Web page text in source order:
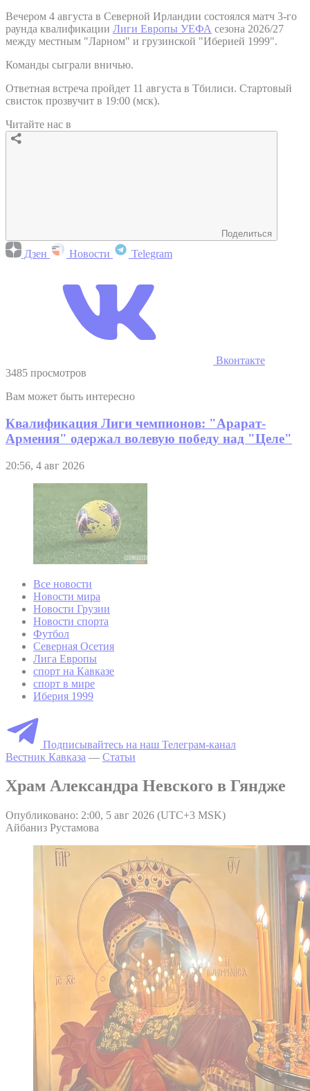
Вечером 4 августа в Северной Ирландии состоялся матч 3-го
раунда квалификации Лиги Европы УЕФА сезона 2026/27
между местным "Ларном" и грузинской "Иберией 1999".
Команды сыграли вничью.
Ответная встреча пройдет 11 августа в Тбилиси. Стартовый
свисток прозвучит в 19:00 (мск).
Читайте нас в
Поделиться
Дзен Новости Telegram
Вконтакте
3485 просмотров
Вам может быть интересно
Квалификация Лиги чемпионов: "Арарат-
Армения" одержал волевую победу над "Целе"
20:56, 4 авг 2026
Все новости
Новости мира
Новости Грузии
Новости спорта
Футбол
Северная Осетия
Лига Европы
спорт на Кавказе
спорт в мире
Иберия 1999
Подписывайтесь на наш Телеграм-канал
Вестник Кавказа — Статьи
Храм Александра Невского в Гяндже
Опубликовано: 2:00, 5 авг 2026 (UTC+3 MSK)
Айбаниз Рустамова